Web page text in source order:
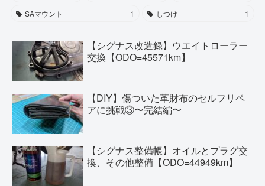
SAマウント
1 しつけ 1
【シグナス改造録】ウエイトローラー
交換【ODO=45571km】
【DIY】傷ついた革財布のセルフリペ
アに挑戦③〜完結編〜
【シグナス整備帳】オイルとプラグ交
換、その他整備【ODO=44949km】